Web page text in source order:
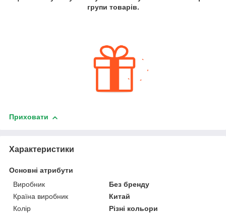
групи товарів.
Приховати
Характеристики
Основні атрибути
Виробник
Без бренду
Країна виробник
Китай
Колір
Різні кольори